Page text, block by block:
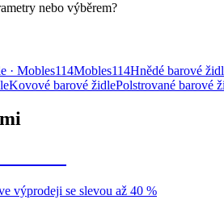
nebo výběrem?
· Mobles114Mobles114Hnědé barové
Kovové barové židlePolstrované barové
výprodeji se slevou až 40 %